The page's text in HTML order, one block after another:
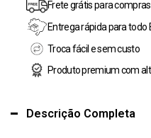
Frete grátis para
Entrega rápida para todo
Troca fácil e sem custo
Produto premium com
Descrição Completa